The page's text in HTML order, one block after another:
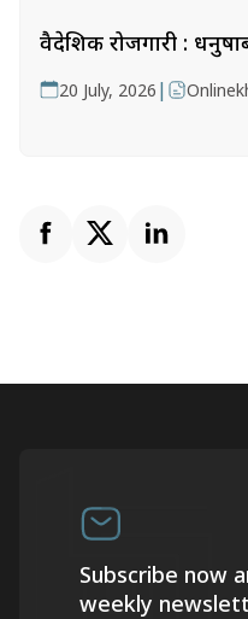
वैदेशिक रोजगारी :
20 July, 2026 |
Subscribe now
weekly